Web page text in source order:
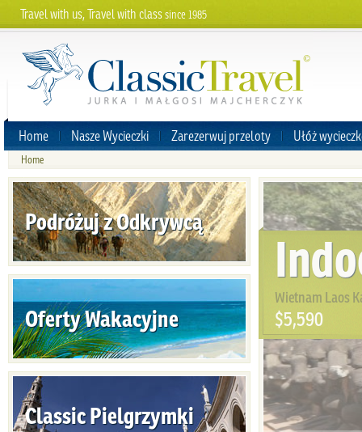
Travel with us, Travel with classsince 1985
Home Nasze Wycieczki Zarezerwuj przeloty Ułóż
Home
Podróżuj z Odkrywcą
Oferty Wakacyjne
Classic Pielgrzymki
Wietnam Laos
$5,590